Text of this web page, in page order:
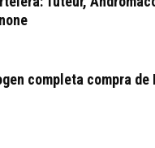
completa compra de